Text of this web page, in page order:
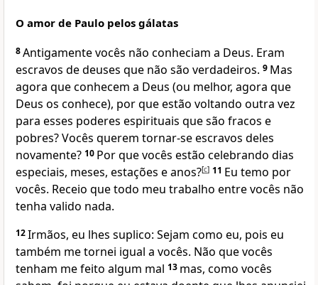
O amor de Paulo pelos gálatas
8Antigamente vocês não conheciam a Deus. Eram
escravos de deuses que não são verdadeiros. 9 Mas
agora que conhecem a Deus (ou melhor, agora que
Deus os conhece), por que estão voltando outra vez
para esses poderes espirituais que são fracos e
pobres? Vocês querem tornar-se escravos deles
novamente? 10 Por que vocês estão celebrando dias
especiais, meses, estações e anos?[c] 11 Eu temo por
vocês. Receio que todo meu trabalho entre vocês não
tenha valido nada.
12Irmãos, eu lhes suplico: Sejam como eu, pois eu
também me tornei igual a vocês. Não que vocês
tenham me feito algum mal 13 mas, como vocês